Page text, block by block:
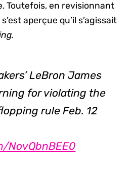
Toutefois, en revisionnant
aperçue qu’il s’agissait
LeBron James
for violating the
rule Feb. 12
NovQbnBEE0